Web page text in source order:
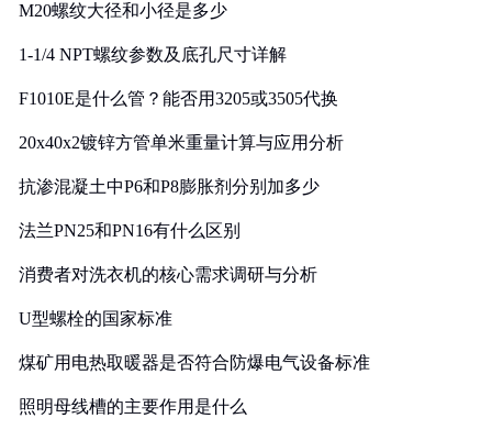
M20螺纹大径和小径是多少
1-1/4 NPT螺纹参数及底孔尺寸详解
F1010E是什么管？能否用3205或3505代换
20x40x2镀锌方管单米重量计算与应用分析
抗渗混凝土中P6和P8膨胀剂分别加多少
法兰PN25和PN16有什么区别
消费者对洗衣机的核心需求调研与分析
U型螺栓的国家标准
煤矿用电热取暖器是否符合防爆电气设备标准
照明母线槽的主要作用是什么